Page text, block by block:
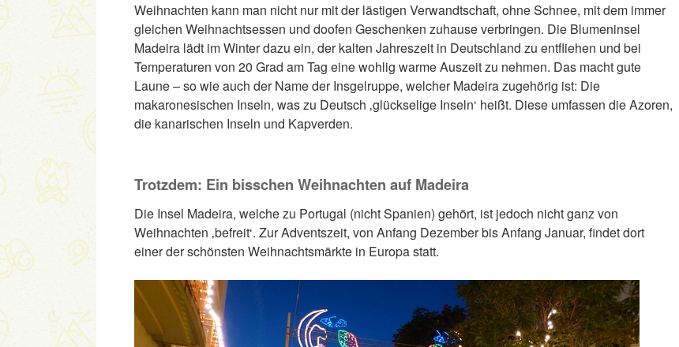
Weihnachten kann man nicht nur mit der lästigen Verwandtschaft, ohne Schnee, mit dem immer
gleichen Weihnachtsessen und doofen Geschenken zuhause verbringen. Die Blumeninsel
Madeira lädt im Winter dazu ein, der kalten Jahreszeit in Deutschland zu entfliehen und bei
Temperaturen von 20 Grad am Tag eine wohlig warme Auszeit zu nehmen. Das macht gute
Laune – so wie auch der Name der Insgelruppe, welcher Madeira zugehörig ist: Die
makaronesischen Inseln, was zu Deutsch ‚glückselige Inseln‘ heißt. Diese umfassen die Azoren,
die kanarischen Inseln und Kapverden.
Trotzdem: Ein bisschen Weihnachten auf Madeira
Die Insel Madeira, welche zu Portugal (nicht Spanien) gehört, ist jedoch nicht ganz von
Weihnachten ‚befreit‘. Zur Adventszeit, von Anfang Dezember bis Anfang Januar, findet dort
einer der schönsten Weihnachtsmärkte in Europa statt.